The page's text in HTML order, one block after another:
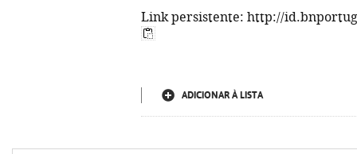
Link persistente: http://
ADICIONAR À LISTA